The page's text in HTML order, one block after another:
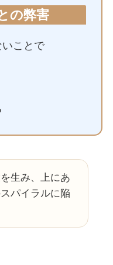
の弊害
ことで
生み、上にあ
パイラルに陥